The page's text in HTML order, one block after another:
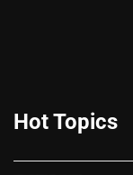
Hot Topics